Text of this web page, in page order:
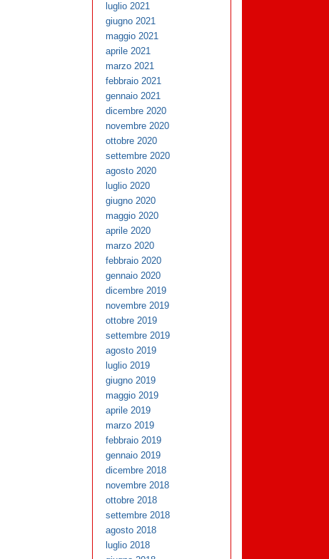
luglio 2021
giugno 2021
maggio 2021
aprile 2021
marzo 2021
febbraio 2021
gennaio 2021
dicembre 2020
novembre 2020
ottobre 2020
settembre 2020
agosto 2020
luglio 2020
giugno 2020
maggio 2020
aprile 2020
marzo 2020
febbraio 2020
gennaio 2020
dicembre 2019
novembre 2019
ottobre 2019
settembre 2019
agosto 2019
luglio 2019
giugno 2019
maggio 2019
aprile 2019
marzo 2019
febbraio 2019
gennaio 2019
dicembre 2018
novembre 2018
ottobre 2018
settembre 2018
agosto 2018
luglio 2018